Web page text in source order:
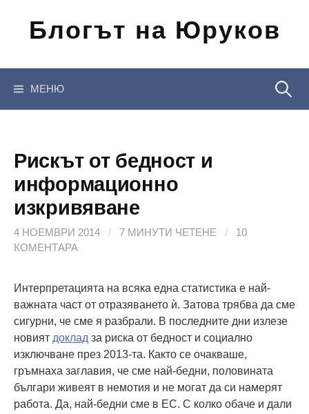
съдържанието
Блогът на Юруков
МЕНЮ
Рискът от бедност и
информационно
изкривяване
4 НОЕМВРИ 2014 / 7 МИНУТИ ЧЕТЕНЕ /
10
КОМЕНТАРА
Интерпретацията на всяка една статистика е най-
важната част от отразяването ѝ. Затова трябва да сме
сигурни, че сме я разбрали. В последните дни излезе
новият доклад за риска от бедност и социално
изключване през 2013-та. Както се очакваше,
гръмнаха заглавия, че сме най-бедни, половината
българи живеят в немотия и не могат да си намерят
работа. Да, най-бедни сме в ЕС. С колко обаче и дали